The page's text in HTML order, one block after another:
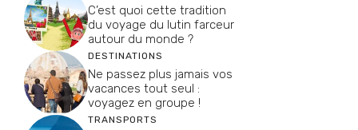
C’est quoi cette tradition
du voyage du lutin farceur
autour du monde ?
DESTINATIONS
Ne passez plus jamais vos
vacances tout seul :
voyagez en groupe !
TRANSPORTS